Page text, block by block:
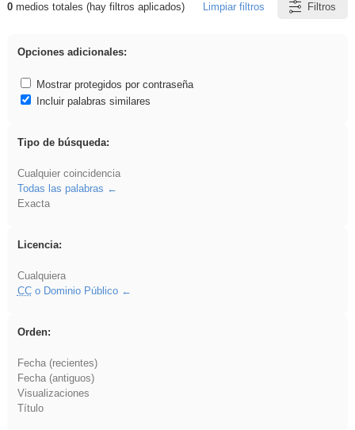
Resultados de: vidriera
0medios totales (hay filtros aplicados) Limpiar filtros Filtros
Opciones adicionales:
Mostrar protegidos por contraseña
Incluir palabras similares
Tipo de búsqueda:
Cualquier coincidencia
Todas las palabras
Exacta
Licencia:
Cualquiera
CCo Dominio Público
Orden:
Fecha (recientes)
Fecha (antiguos)
Visualizaciones
Título